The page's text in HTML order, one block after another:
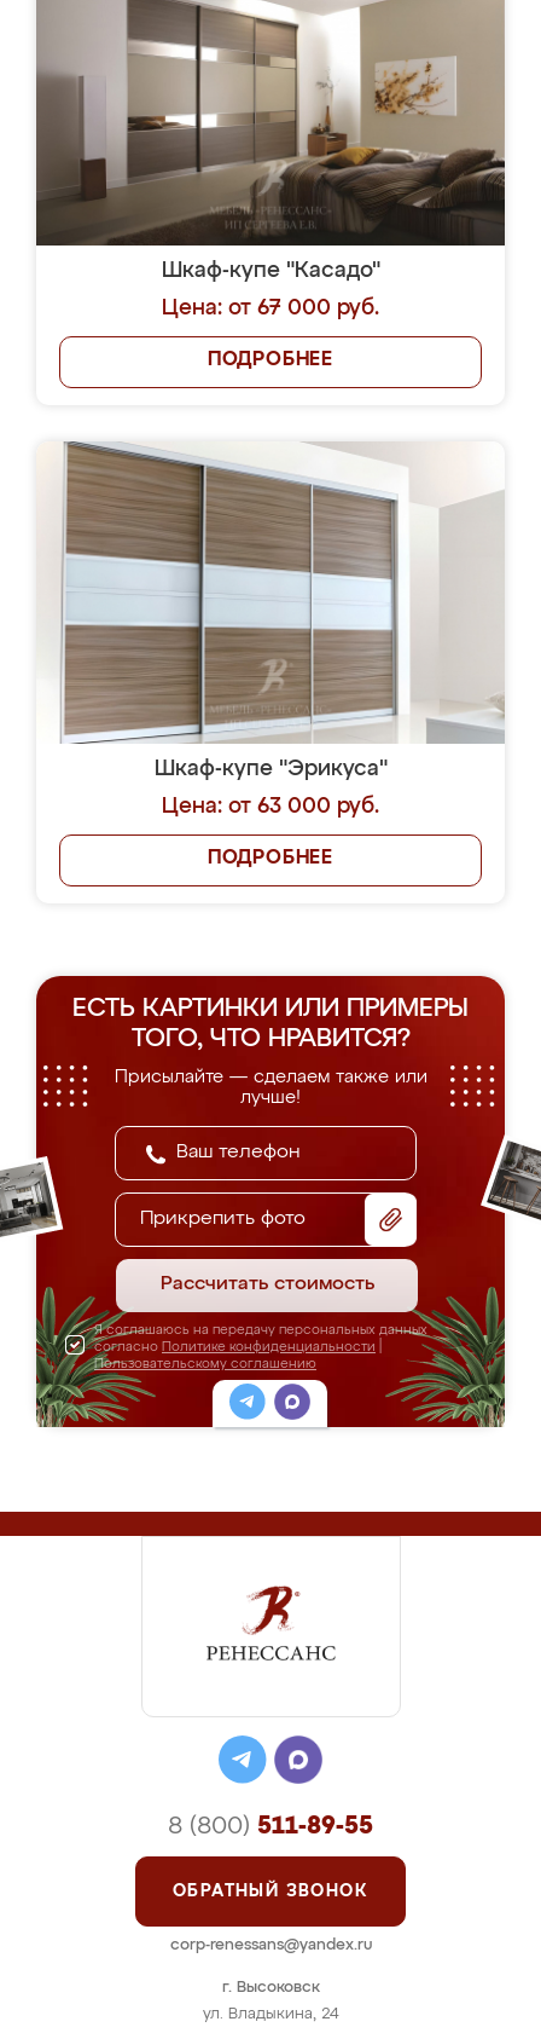
Шкаф-купе "Касадо"
Цена: от 67 000 руб.
ПОДРОБНЕЕ
Шкаф-купе "Эрикуса"
Цена: от 63 000 руб.
ПОДРОБНЕЕ
ЕСТЬ КАРТИНКИ ИЛИ ПРИМЕРЫ
ТОГО, ЧТО НРАВИТСЯ?
Присылайте — сделаем также или
лучше!
Прикрепить фото
Рассчитать стоимость
Я соглашаюсь на передачу персональных данных
согласно Политике конфиденциальности
Пользовательскому соглашению
г. Высоковск
ул. Владыкина, 24
8 (800) 511-89-55
ОБРАТНЫЙ ЗВОНОК
corp-renessans@yandex.ru